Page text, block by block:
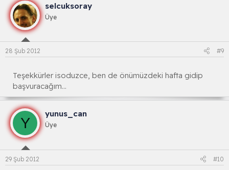
selcuksoray
Üye
28 Şub 2012 #9
Teşekkürler isoduzce, ben de önümüzdeki hafta gidip
başvuracağım...
Y
yunus_can
Üye
29 Şub 2012 #10